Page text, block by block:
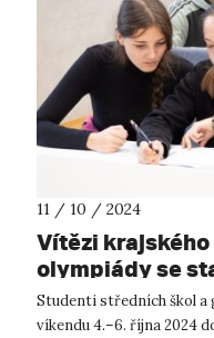
11 / 10 / 2024
Vítězi
olympiády se
Studenti středních škol a
víkendu 4.–6. října 2024